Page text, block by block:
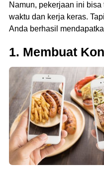
Namun, pekerjaan ini
waktu dan kerja keras.
Anda berhasil
1. Membuat